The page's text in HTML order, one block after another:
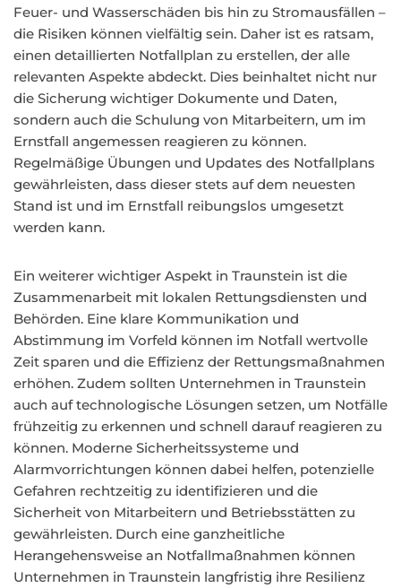
Feuer- und Wasserschäden bis hin zu Stromausfällen –
die Risiken können vielfältig sein. Daher ist es ratsam,
einen detaillierten Notfallplan zu erstellen, der alle
relevanten Aspekte abdeckt. Dies beinhaltet nicht nur
die Sicherung wichtiger Dokumente und Daten,
sondern auch die Schulung von Mitarbeitern, um im
Ernstfall angemessen reagieren zu können.
Regelmäßige Übungen und Updates des Notfallplans
gewährleisten, dass dieser stets auf dem neuesten
Stand ist und im Ernstfall reibungslos umgesetzt
werden kann.
Ein weiterer wichtiger Aspekt in Traunstein ist die
Zusammenarbeit mit lokalen Rettungsdiensten und
Behörden. Eine klare Kommunikation und
Abstimmung im Vorfeld können im Notfall wertvolle
Zeit sparen und die Effizienz der Rettungsmaßnahmen
erhöhen. Zudem sollten Unternehmen in Traunstein
auch auf technologische Lösungen setzen, um Notfälle
frühzeitig zu erkennen und schnell darauf reagieren zu
können. Moderne Sicherheitssysteme und
Alarmvorrichtungen können dabei helfen, potenzielle
Gefahren rechtzeitig zu identifizieren und die
Sicherheit von Mitarbeitern und Betriebsstätten zu
gewährleisten. Durch eine ganzheitliche
Herangehensweise an Notfallmaßnahmen können
Unternehmen in Traunstein langfristig ihre Resilienz